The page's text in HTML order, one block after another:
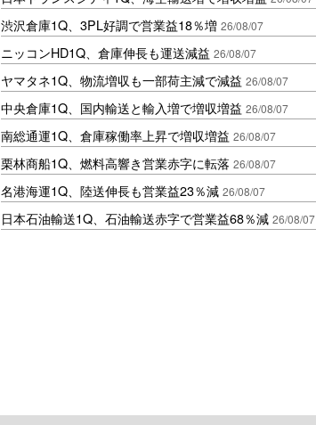
渋沢倉庫1Q、3PL好調で営業益18％増 26/08/07
ニッコンHD1Q、倉庫伸長も運送減益 26/08/07
ヤマタネ1Q、物流増収も一部荷主減で減益 26/08/07
中央倉庫1Q、国内輸送と輸入増で増収増益 26/08/07
南総通運1Q、倉庫稼働率上昇で増収増益 26/08/07
栗林商船1Q、燃料高響き営業赤字に転落 26/08/07
名港海運1Q、陸送伸長も営業益23％減 26/08/07
日本石油輸送1Q、石油輸送赤字で営業益68％減 26/08/07